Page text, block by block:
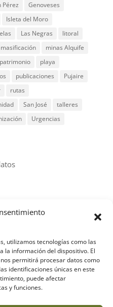
utilizamos tecnologías como las
la información del dispositivo. El
permitirá procesar datos como
identificaciones únicas en este
puede afectar
y funciones.
Pérez
Genoveses
Isleta del Moro
Las Negras
litoral
masificación
minas Alquife
patrimonio
playa
publicaciones
Pujaire
rutas
San José
talleres
Urgencias
parque